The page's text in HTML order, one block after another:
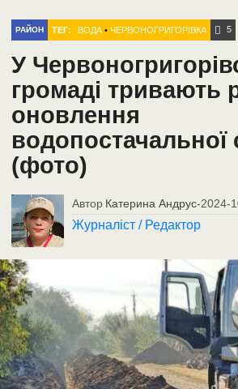
РАЙОН ТЕГ: ВОДА •ЧЕРВОНОГРИГОРІВКА 5
У
громаді тривають
оновлення
водопостачальної
(фото)
Автор Катерина Андрус-2024-
Журналіст / Редактор